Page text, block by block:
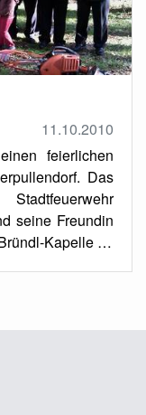
11.10.2010
feierlichen
Das
seine Freundin
Kapelle …